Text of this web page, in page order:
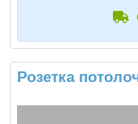
Розетка